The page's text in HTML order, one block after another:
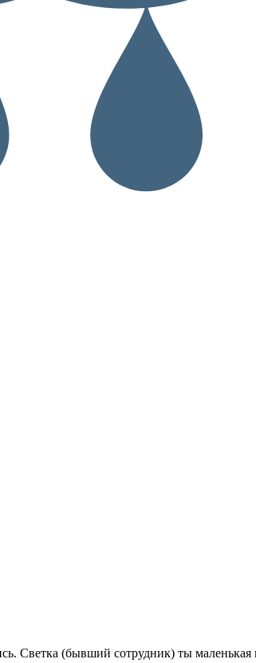
Светка (бывший сотрудник) ты